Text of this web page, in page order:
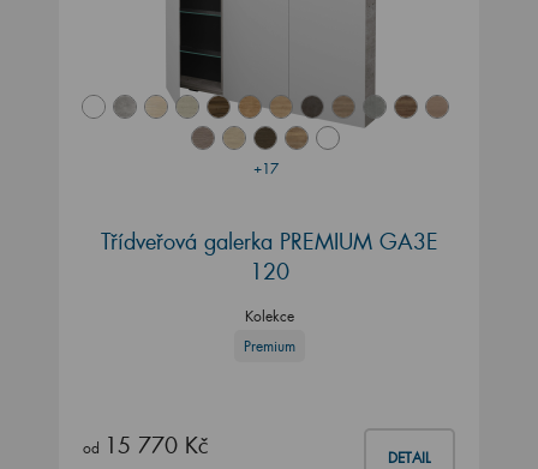
+17
Třídveřová galerka PREMIUM GA3E
120
Kolekce
Premium
od 15 770 Kč DETAIL